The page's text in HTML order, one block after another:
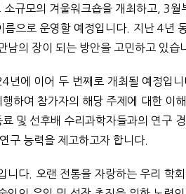
규모의 겨울워크숍을 개최하고, 3
으로 운영할 예정입니다. 지난 4년
남의 장이 되는 방안을 고민하고 있습
에 이어 두 번째로 개최될 예정입
하여 참가자의 해당 주제에 대한 이
및 선후배 수리과학자들과의 연구
구 능력을 제고하고자 합니다.
다. 오랜 전통을 자랑하는 우리 학